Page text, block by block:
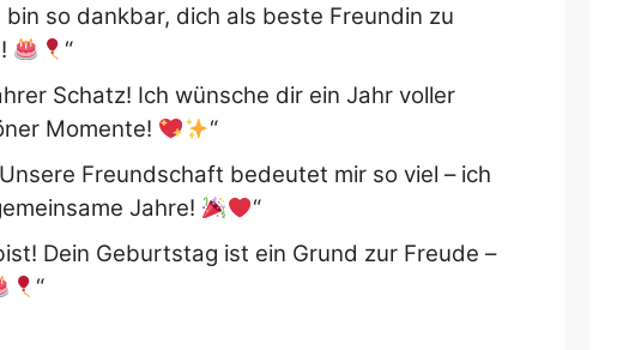
bin so dankbar, dich als beste Freundin zu
“
Schatz! Ich wünsche dir ein Jahr voller
Momente!
“
Freundschaft bedeutet mir so viel – ich
Jahre!
“
Dein Geburtstag ist ein Grund zur Freude –
“